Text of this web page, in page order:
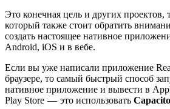
Это конечная цель и других проектов,
который также стоит обратить
создать настоящее нативное
Android, iOS и в вебе.
Если вы уже написали приложение
браузере, то самый быстрый способ
нативное приложение и вывести в
Play Store — это использовать